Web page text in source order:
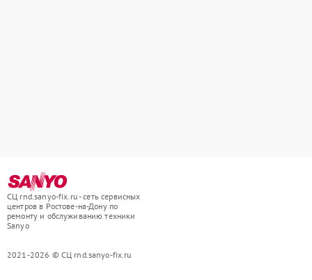
СЦ rnd.sanyo-fix.ru - сеть сервисных
центров в Ростове-на-Дону по
ремонту и обслуживанию техники
Sanyo
2021-2026 © СЦ rnd.sanyo-fix.ru